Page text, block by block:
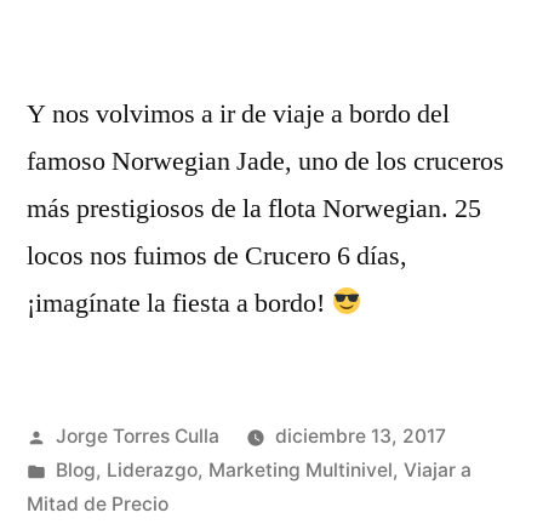
Y nos volvimos a ir de viaje a bordo del
famoso Norwegian Jade, uno de los cruceros
más prestigiosos de la flota Norwegian. 25
locos nos fuimos de Crucero 6 días,
¡imagínate la fiesta a bordo!
Publicado
por
Jorge Torres Culla
diciembre 13, 2017
Publicado
en
Blog, Liderazgo, Marketing Multinivel, Viajar a
Mitad de Precio